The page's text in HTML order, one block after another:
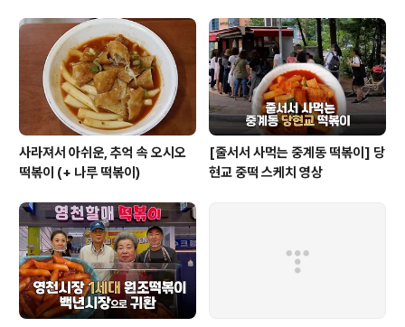
사라져서 아쉬운, 추억 속 오시오
떡볶이 (+ 나루 떡볶이)
[줄서서 사먹는 중계동 떡볶이] 당
현교 중떡 스케치 영상